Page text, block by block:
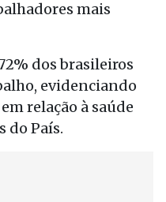
mais
dos brasileiros
evidenciando
relação à saúde
do País.